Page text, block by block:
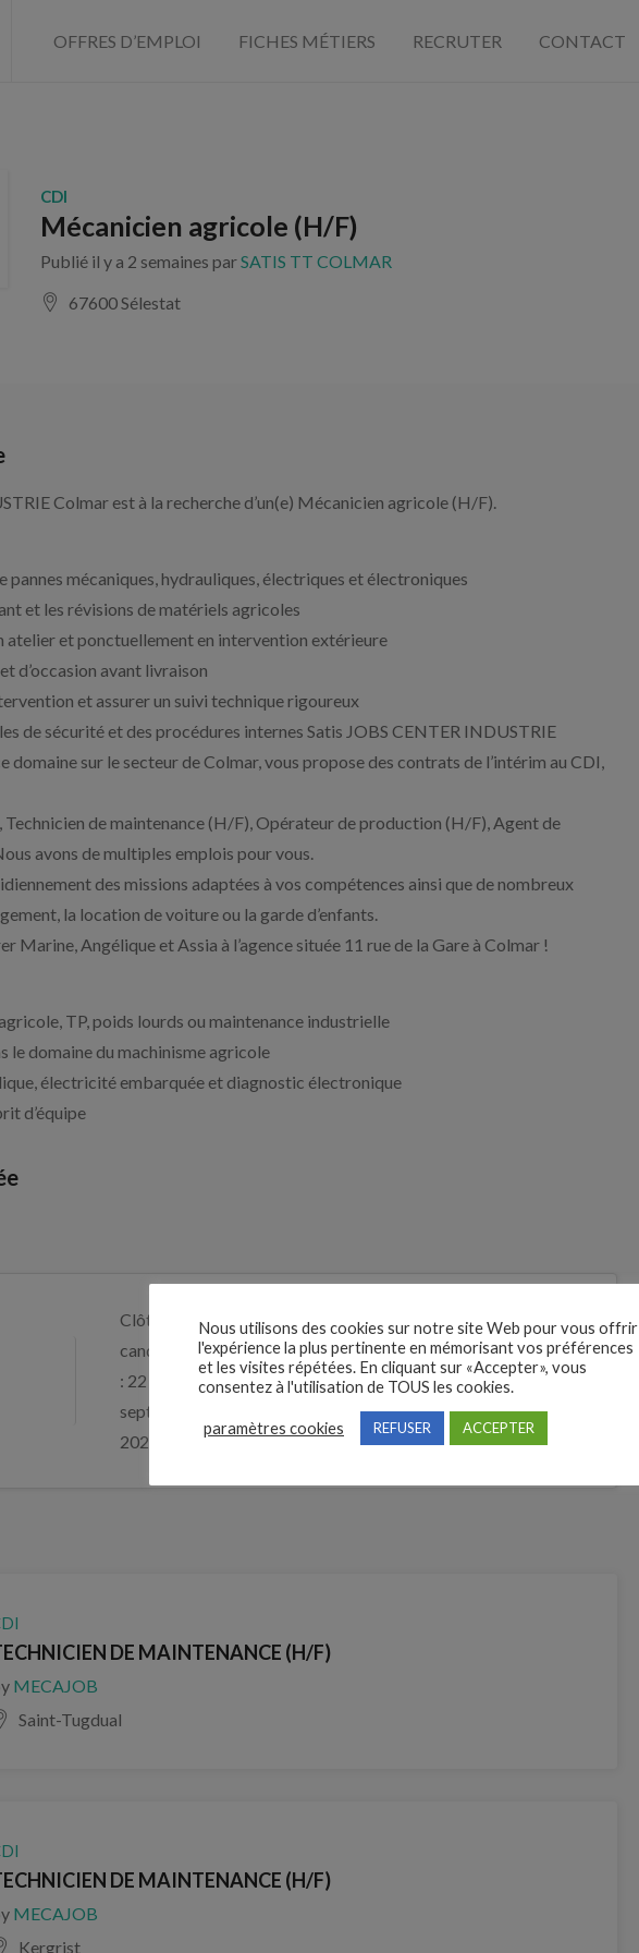
OFFRES D’EMPLOI FICHES MÉTIERS RECRUTER CONTACT
CDI
Mécanicien agricole (H/F)
Publié il y a 2 semaines parSATIS TT COLMAR
67600 Sélestat
Colmar est à la recherche d’un(e) Mécanicien agricole (H/F).
pannes mécaniques, hydrauliques, électriques et électroniques
et les révisions de matériels agricoles
atelier et ponctuellement en intervention extérieure
d’occasion avant livraison
et assurer un suivi technique rigoureux
de sécurité et des procédures internes Satis JOBS CENTER INDUSTRIE
domaine sur le secteur de Colmar, vous propose des contrats de l’intérim au CDI,
de maintenance (H/F), Opérateur de production (H/F), Agent de
avons de multiples emplois pour vous.
des missions adaptées à vos compétences ainsi que de nombreux
la location de voiture ou la garde d’enfants.
Marine, Angélique et Assia à l’agence située 11 rue de la Gare à Colmar !
TP, poids lourds ou maintenance industrielle
le domaine du machinisme agricole
électricité embarquée et diagnostic électronique
d’équipe
Clôture des
candidatures
: 22
septembre
2026
Je postule
DE MAINTENANCE (H/F)
MECAJOB
Saint-Tugdual
DE MAINTENANCE (H/F)
MECAJOB
Kergrist
Nous utilisons des cookies sur notre site Web pour vous offrir
l'expérience la plus pertinente en mémorisant vos préférences
et les visites répétées. En cliquant sur «Accepter», vous
consentez à l'utilisation de TOUS les cookies.
paramètres cookies REFUSER ACCEPTER